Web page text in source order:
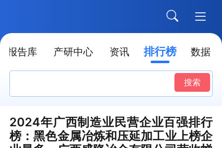
报告库 产研中心 资讯 排行榜 数据
搜索
2024年广西制造业民营企业百强排行
榜：黑色金属冶炼和压延加工业上榜企